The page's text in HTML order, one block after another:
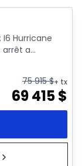
Hurricane
a...
75 915$+ tx
69 415$